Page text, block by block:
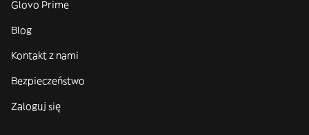
Glovo Prime
Blog
Kontakt z nami
Bezpieczeństwo
Zaloguj się